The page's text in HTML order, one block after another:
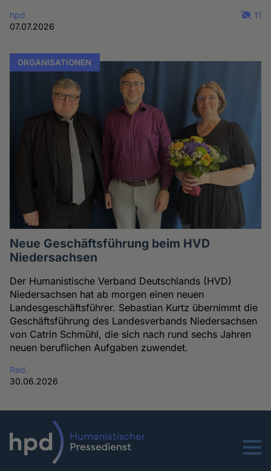
hpd
07.07.2026
11
ORGANISATIONEN
Neue Geschäftsführung beim HVD
Niedersachsen
Der Humanistische Verband Deutschlands (HVD)
Niedersachsen hat ab morgen einen neuen
Landesgeschäftsführer. Sebastian Kurtz übernimmt die
Geschäftsführung des Landesverbands Niedersachsen
von Catrin Schmühl, die sich nach rund sechs Jahren
neuen beruflichen Aufgaben zuwendet.
Red.
30.06.2026
Menu